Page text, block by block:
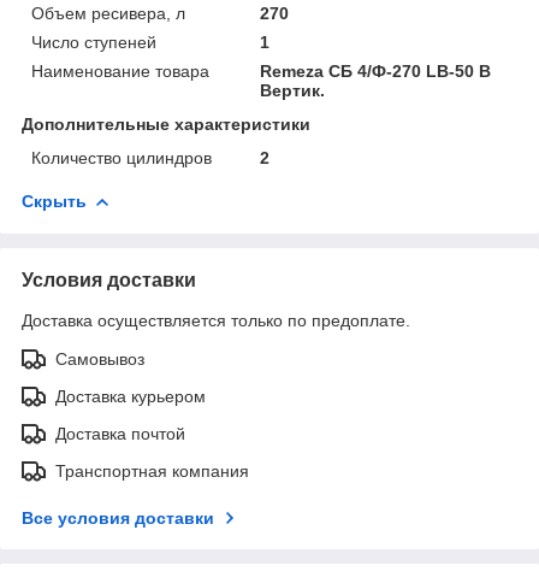
Объем ресивера, л
270
Число ступеней
1
Наименование товара
Remeza СБ 4/Ф-270 LB-50 В
Вертик.
Дополнительные характеристики
Количество цилиндров
2
Скрыть
Условия доставки
Доставка осуществляется только по предоплате.
Самовывоз
Доставка курьером
Доставка почтой
Транспортная компания
Все условия доставки